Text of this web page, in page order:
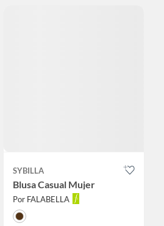
SYBILLA
Blusa Casual Mujer
Por FALABELLA